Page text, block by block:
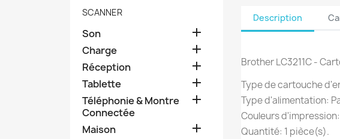
SCANNER
Son 
Charge 
Réception 
Tablette 
Téléphonie & Montre
Connectée

Maison 
Description
Brother LC3211C -
Type de cartouche
Type d'alimentation:
Couleurs
Quantité: 1 pièce(s).